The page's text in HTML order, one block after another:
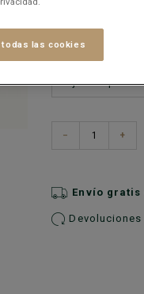
Este modelo
− +
Envío gratis
todas las cookies